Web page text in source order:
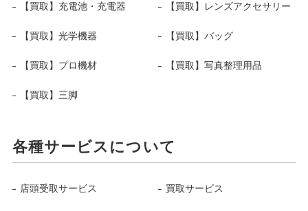
【買取】充電池・充電器 【買取】レンズアクセサリー
【買取】光学機器 【買取】バッグ
【買取】プロ機材 【買取】写真整理用品
【買取】三脚
各種サービスについて
店頭受取サービス 買取サービス